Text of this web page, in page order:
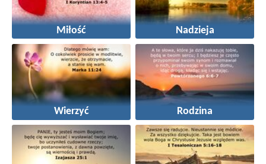
Miłość Nadzieja
Wierzyć Rodzina